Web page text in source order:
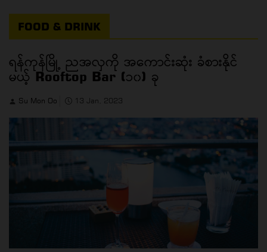
FOOD & DRINK
ရန်ကုန်မြို့ ညအလှကို အကောင်းဆုံး ခံစားနိုင်
မယ့် Rooftop Bar (၁၀) ခု
Su Mon Oo 13 Jan, 2023